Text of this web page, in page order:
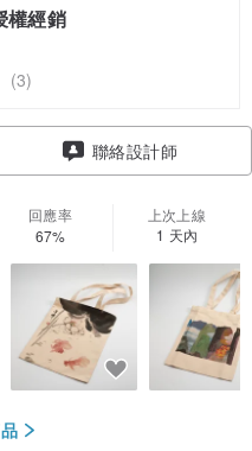
權經銷
(3)
聯絡設計師
回應率
67%
上次上線
1 天內